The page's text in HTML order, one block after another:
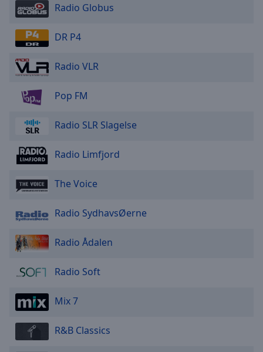
Radio Globus
DR P4
Radio VLR
Pop FM
Radio SLR Slagelse
Radio Limfjord
The Voice
Radio SydhavsØerne
Radio Ådalen
Radio Soft
Mix 7
R&B Classics